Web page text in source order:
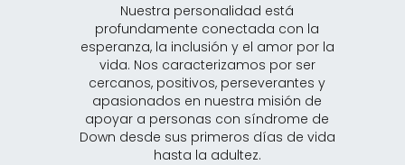
Nuestra personalidad está
profundamente conectada con la
esperanza, la inclusión y el amor por la
vida. Nos caracterizamos por ser
cercanos, positivos, perseverantes y
apasionados en nuestra misión de
apoyar a personas con síndrome de
Down desde sus primeros días de vida
hasta la adultez.